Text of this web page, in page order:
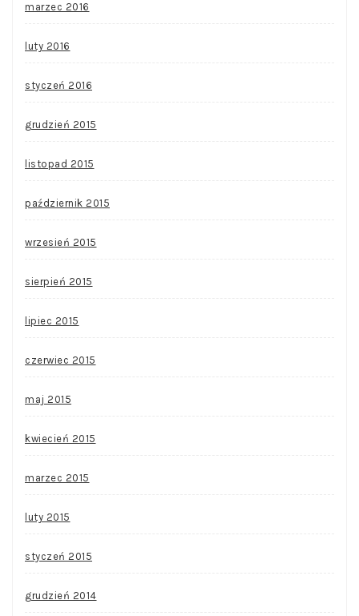
marzec 2016
luty 2016
styczeń 2016
grudzień 2015
listopad 2015
październik 2015
wrzesień 2015
sierpień 2015
lipiec 2015
czerwiec 2015
maj 2015
kwiecień 2015
marzec 2015
luty 2015
styczeń 2015
grudzień 2014